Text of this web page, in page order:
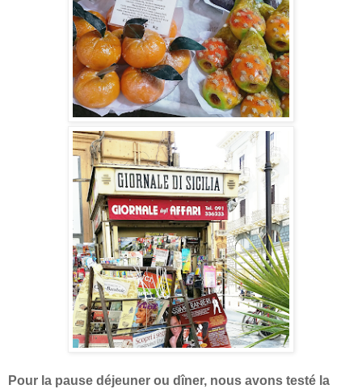
Pour la pause déjeuner ou dîner, nous avons testé la